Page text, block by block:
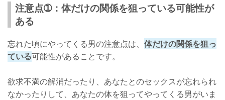
注意点➀：体だけの関係を狙っている可能性が
ある
忘れた頃にやってくる男の注意点は、 体だけの関係を狙っ
ている可能性があることです。
欲求不満の解消だったり、あなたとのセックスが忘れられ
なかったりして、あなたの体を狙ってやってくる男がいま